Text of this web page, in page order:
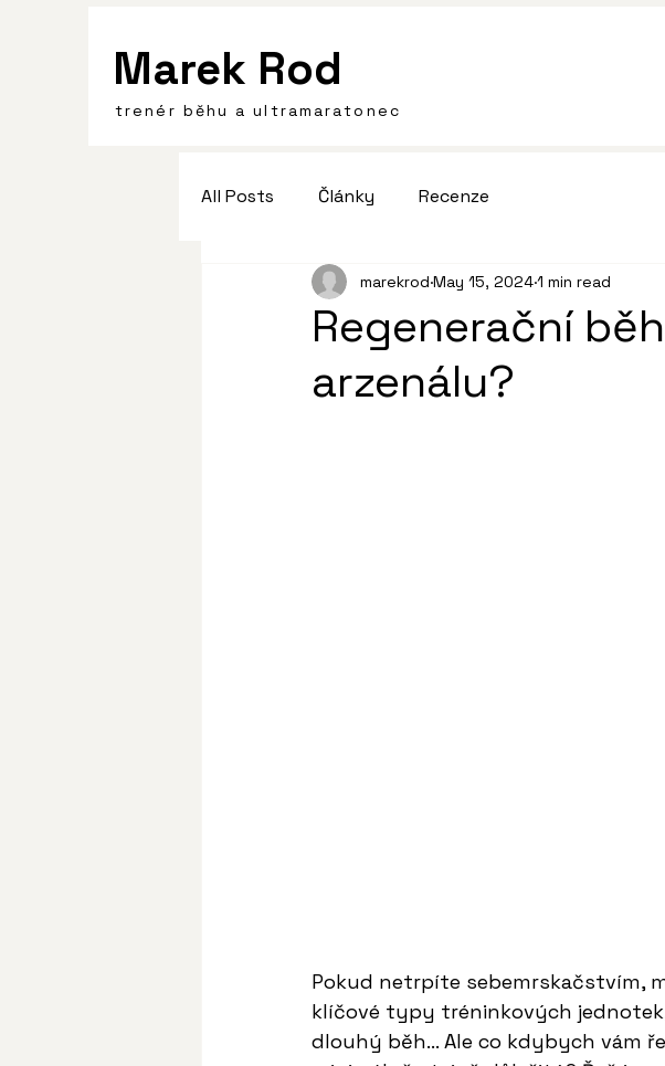
Marek Rod
trenér běhu a ultramaratonec
All Posts Články Recenze
Regenerační
arzenálu?
marekrod May 15, 20241 min read
Pokud netrpíte sebemrskačstvím,
klíčové typy tréninkových
dlouhý běh… Ale co kdybych vám